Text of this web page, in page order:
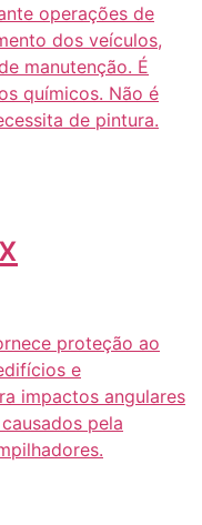
operações de
dos veículos,
manutenção. É
químicos. Não é
de pintura.
proteção ao
e
impactos angulares
pela